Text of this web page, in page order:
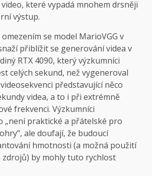
které vypadá mnohem drsněji
výstup.
se model MarioVGG v
přiblížit se generování videa v
RTX 4090, který výzkumníci
celých sekund, než vygeneroval
představující něco
videa, a to i při extrémně
frekvenci. Výzkumníci
„není praktické a přátelské pro
ale doufají, že budoucí
hmotnosti (a možná použití
zdrojů) by mohly tuto rychlost